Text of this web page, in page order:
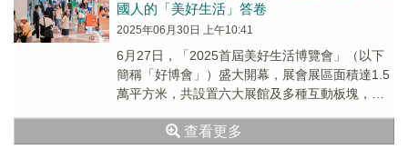
國人的「美好生活」答卷
2025年06月30日 上午10:41
6月27日，「2025首屆美好生活博覽會」（以下
簡稱「好博會」）盛大開幕，展會展區面積達1.5
萬平方米，共設置六大展館及多種互動板塊，吸
查看更多